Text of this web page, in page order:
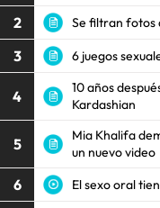
2 Se filtran fotos
3 6 juegos
4
10 años
Kardashian
5
Mia Khalifa
un nuevo video
6 El sexo oral